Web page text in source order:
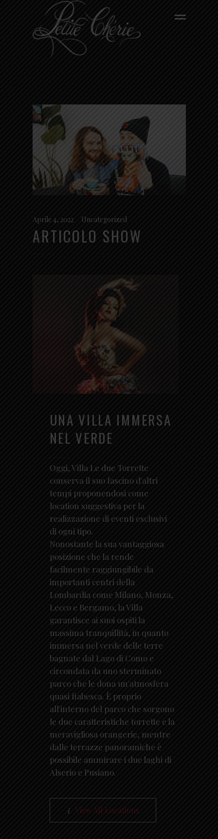
Aprile 4, 2022 Uncategorized
ARTICOLO SHOW
UNA VILLA IMMERSA
NEL VERDE
Oggi, Villa Le due Torrette
conserva il suo fascino d'altri
tempi proponendosi come
location suggestiva per la
realizzazione di eventi esclusivi
di ogni tipo.
Nonostante la sua vantaggiosa
posizione che la rende
facilmente raggiungibile da
importanti centri della
Lombardia come Milano, Monza,
Lecco e Bergamo, la Villa
garantisce ai suoi ospiti la
massima tranquillità, in quanto
immersa nel verde delle terre
bagnate dal Lago di Como e
circondata da uno sterminato
parco che le dona un'atmosfera
quasi fiabesca. È proprio
all'interno del parco che sorgono
le due caratteristiche torrette e la
meravigliosa orangerie, mentre
dalle terrazze panoramiche è
possibile ammirare i due laghi di
Alserio e Pusiano.
View All Locations